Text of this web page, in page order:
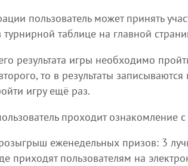
пользователь может принять
таблице на главной
результата игры необходимо
то в результаты
игру ещё раз.
проходит ознакомление
еженедельных призов: 3
приходят пользователям на